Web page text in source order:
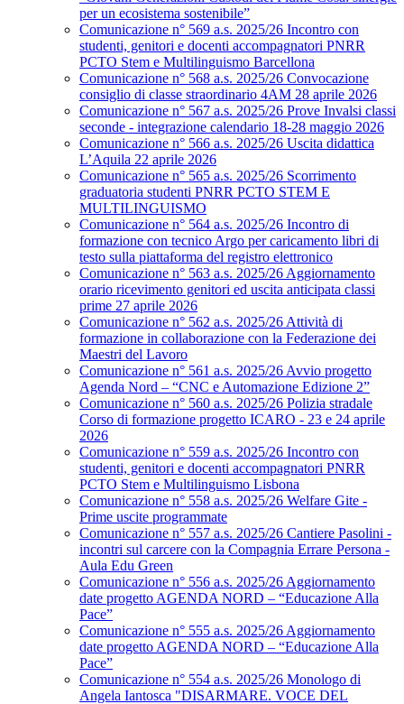
per un ecosistema sostenibile”
Comunicazione n° 569 a.s. 2025/26 Incontro con
studenti, genitori e docenti accompagnatori PNRR
PCTO Stem e Multilinguismo Barcellona
Comunicazione n° 568 a.s. 2025/26 Convocazione
consiglio di classe straordinario 4AM 28 aprile 2026
Comunicazione n° 567 a.s. 2025/26 Prove Invalsi classi
seconde - integrazione calendario 18-28 maggio 2026
Comunicazione n° 566 a.s. 2025/26 Uscita didattica
L’Aquila 22 aprile 2026
Comunicazione n° 565 a.s. 2025/26 Scorrimento
graduatoria studenti PNRR PCTO STEM E
MULTILINGUISMO
Comunicazione n° 564 a.s. 2025/26 Incontro di
formazione con tecnico Argo per caricamento libri di
testo sulla piattaforma del registro elettronico
Comunicazione n° 563 a.s. 2025/26 Aggiornamento
orario ricevimento genitori ed uscita anticipata classi
prime 27 aprile 2026
Comunicazione n° 562 a.s. 2025/26 Attività di
formazione in collaborazione con la Federazione dei
Maestri del Lavoro
Comunicazione n° 561 a.s. 2025/26 Avvio progetto
Agenda Nord – “CNC e Automazione Edizione 2”
Comunicazione n° 560 a.s. 2025/26 Polizia stradale
Corso di formazione progetto ICARO - 23 e 24 aprile
2026
Comunicazione n° 559 a.s. 2025/26 Incontro con
studenti, genitori e docenti accompagnatori PNRR
PCTO Stem e Multilinguismo Lisbona
Comunicazione n° 558 a.s. 2025/26 Welfare Gite -
Prime uscite programmate
Comunicazione n° 557 a.s. 2025/26 Cantiere Pasolini -
incontri sul carcere con la Compagnia Errare Persona -
Aula Edu Green
Comunicazione n° 556 a.s. 2025/26 Aggiornamento
date progetto AGENDA NORD – “Educazione Alla
Pace”
Comunicazione n° 555 a.s. 2025/26 Aggiornamento
date progetto AGENDA NORD – “Educazione Alla
Pace”
Comunicazione n° 554 a.s. 2025/26 Monologo di
Angela Iantosca "DISARMARE. VOCE DEL